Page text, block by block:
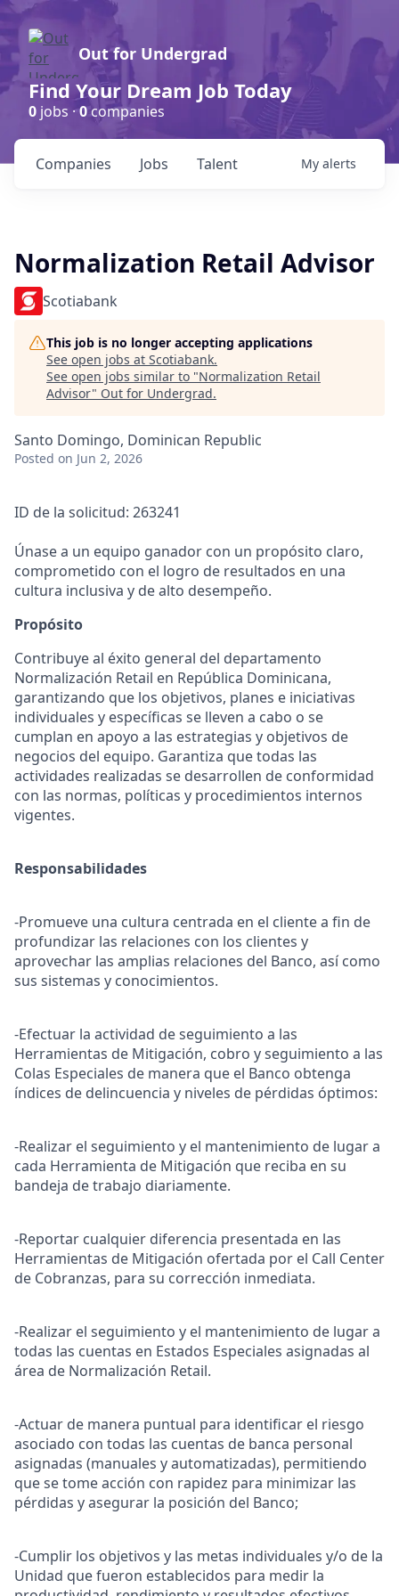
Out for Undergrad
Find Your Dream Job Today
0 jobs ·0companies
Jobs
Companies Talent My alerts
Normalization Retail Advisor
Scotiabank
This job is no longer accepting applications
See open jobs at Scotiabank.
See open jobs similar to "Normalization Retail
Advisor" Out for Undergrad.
Santo Domingo, Dominican Republic
Posted on Jun 2, 2026
ID de la solicitud: 263241
Únase a un equipo ganador con un propósito claro,
comprometido con el logro de resultados en una
cultura inclusiva y de alto desempeño.
Propósito
Contribuye al éxito general del departamento
Normalización Retail en República Dominicana,
garantizando que los objetivos, planes e iniciativas
individuales y específicas se lleven a cabo o se
cumplan en apoyo a las estrategias y objetivos de
negocios del equipo. Garantiza que todas las
actividades realizadas se desarrollen de conformidad
con las normas, políticas y procedimientos internos
vigentes.
Responsabilidades
-Promueve una cultura centrada en el cliente a fin de
profundizar las relaciones con los clientes y
aprovechar las amplias relaciones del Banco, así como
sus sistemas y conocimientos.
-Efectuar la actividad de seguimiento a las
Herramientas de Mitigación, cobro y seguimiento a las
Colas Especiales de manera que el Banco obtenga
índices de delincuencia y niveles de pérdidas óptimos:
-Realizar el seguimiento y el mantenimiento de lugar a
cada Herramienta de Mitigación que reciba en su
bandeja de trabajo diariamente.
-Reportar cualquier diferencia presentada en las
Herramientas de Mitigación ofertada por el Call Center
de Cobranzas, para su corrección inmediata.
-Realizar el seguimiento y el mantenimiento de lugar a
todas las cuentas en Estados Especiales asignadas al
área de Normalización Retail.
-Actuar de manera puntual para identificar el riesgo
asociado con todas las cuentas de banca personal
asignadas (manuales y automatizadas), permitiendo
que se tome acción con rapidez para minimizar las
pérdidas y asegurar la posición del Banco;
-Cumplir los objetivos y las metas individuales y/o de la
Unidad que fueron establecidos para medir la